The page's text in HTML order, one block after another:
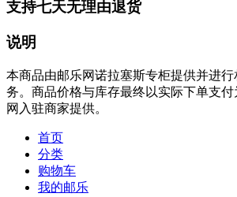
支持七天无理由退货
说明
本商品由邮乐网诺拉塞斯专柜提供并进
务。商品价格与库存最终以实际下单支
网入驻商家提供。
首页
分类
购物车
我的邮乐